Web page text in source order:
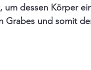
um dessen Körper
Grabes und somit